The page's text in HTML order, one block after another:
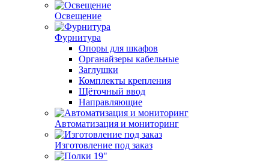
Освещение
Фурнитура
Опоры для шкафов
Органайзеры кабельные
Заглушки
Комплекты крепления
Щёточный ввод
Направляющие
Автоматизация и мониторинг
Изготовление под заказ